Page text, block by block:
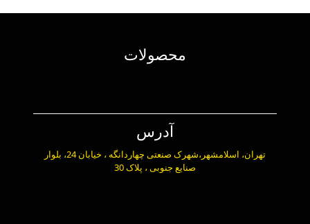
محصولات
آدرس
تهران، اسلامشهر،شهرک صنعتی چهاردانگه ، خیابان 24، بلوار
صنایع جنوبی ، پلاک 30